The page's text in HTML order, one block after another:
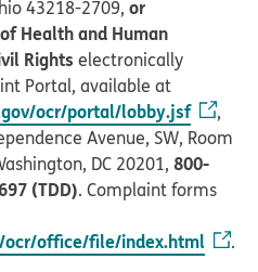
43218-2709, or
Health and Human
Rights electronically
Portal, available at
ocr/portal/lobby.jsf
,
Avenue, SW, Room
DC 20201, 800-
(TDD). Complaint forms
office/file/index.html .